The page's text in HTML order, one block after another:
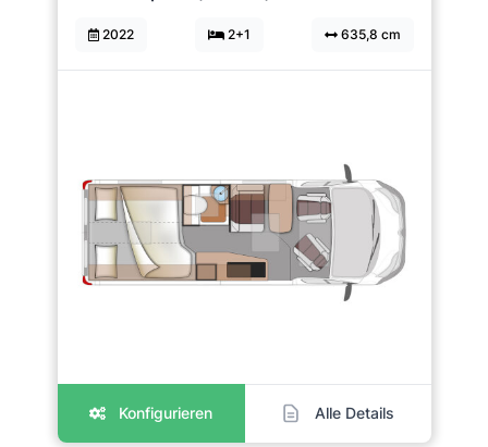
2022 2+1 635,8 cm
Konfigurieren Alle Details